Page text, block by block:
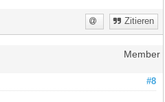
Zitieren
Member
#8